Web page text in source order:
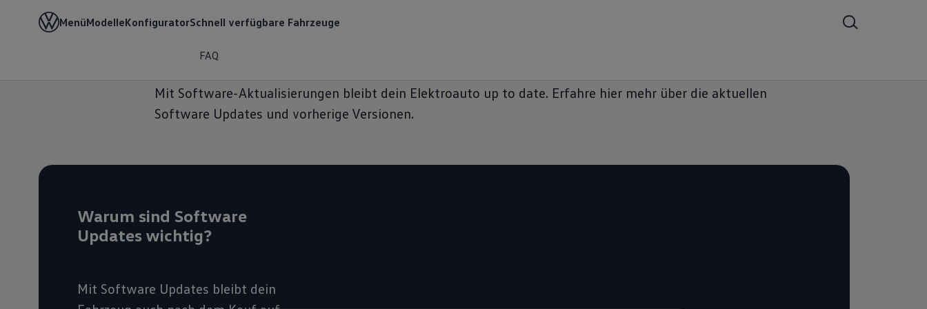
MenüModelleKonfiguratorSchnell verfügbare Fahrzeuge
FAQ
Home Elektro & Hybrid Software & Konnektivität ID. Software Versionen & Updates
Mit Software-Aktualisierungen bleibt dein Elektroauto up to date. Erfahre hier mehr über die aktuellen
Software Updates und vorherige Versionen.
Warum sind Software
Updates wichtig?
Mit Software Updates bleibt dein